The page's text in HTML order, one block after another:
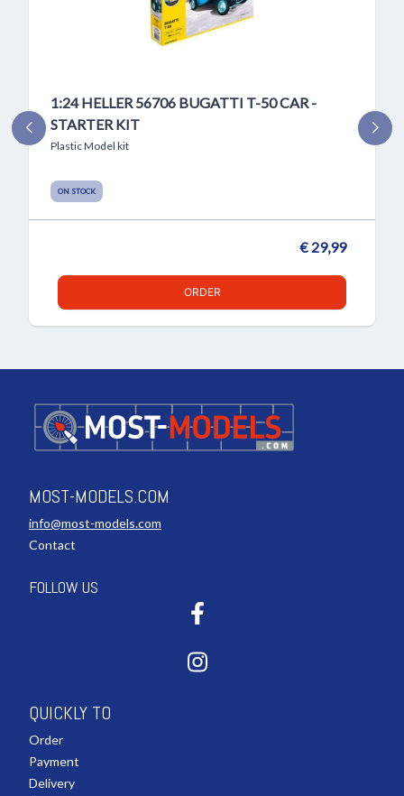
1:24 HELLER 56706 BUGATTI T-50 CAR -
STARTER KIT
Plastic Model kit
ON STOCK
€ 29,99
ORDER
MOST-MODELS.COM
info@most-models.com
Contact
FOLLOW US
QUICKLY TO
Order
Payment
Delivery